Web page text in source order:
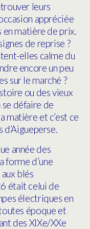
leurs
appréciée
en matière de prix.
de reprise ?
elles calme du
encore un peu
sur le marché ?
ou des vieux
se défaire de
matière et c’est ce
année des
forme d’une
blés
était celui de
électriques en
époque et
des XIXe/XXe